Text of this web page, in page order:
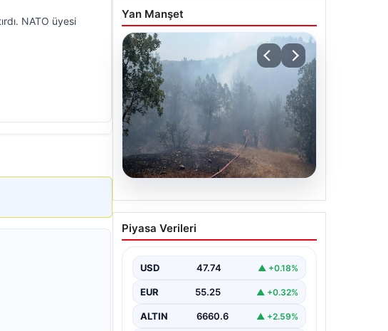
NATO üyesi
Yan Manşet
06.08.2026
Bursa’daki orman yangını
kontrol altında
Piyasa Verileri
USD 47.74 ▲ +0.18%
EUR 55.25 ▲ +0.32%
ALTIN 6660.6 ▲ +2.59%